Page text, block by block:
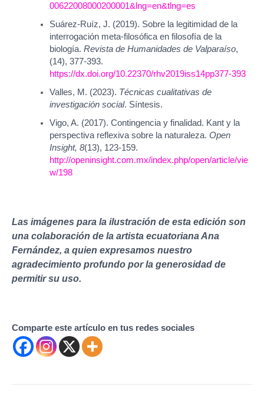
00622008000200001&lng=en&tlng=es
Suárez-Ruíz, J. (2019). Sobre la legitimidad de la
interrogación meta-filosófica en filosofía de la
biología. Revista de Humanidades de Valparaíso,
(14), 377-393.
https://dx.doi.org/10.22370/rhv2019iss14pp377-393
Valles, M. (2023). Técnicas cualitativas de
investigación social. Síntesis.
Vigo, A. (2017). Contingencia y finalidad. Kant y la
perspectiva reflexiva sobre la naturaleza. Open
Insight, 8(13), 123-159.
http://openinsight.com.mx/index.php/open/article/vie
w/198
Las imágenes para la ilustración de esta edición son
una colaboración de la artista ecuatoriana Ana
Fernández, a quien expresamos nuestro
agradecimiento profundo por la generosidad de
permitir su uso.
Comparte este artículo en tus redes sociales